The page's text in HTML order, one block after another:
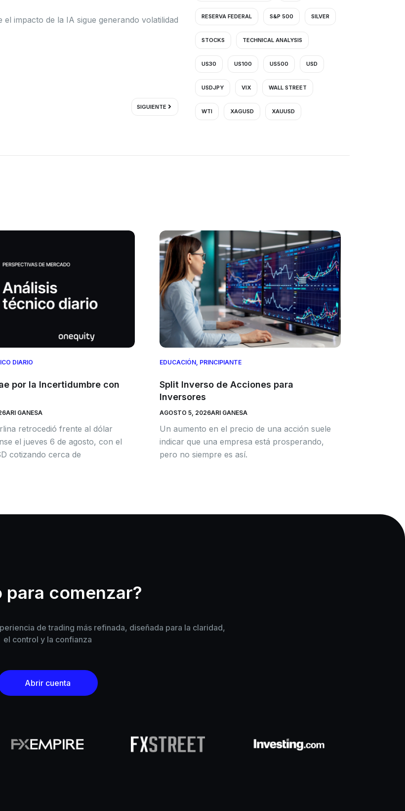
impacto de la IA sigue generando volatilidad
SIGUIENTE
Siguiente
RESERVA FEDERAL S&P 500 SILVER
STOCKS TECHNICAL ANALYSIS
US30 US100 US500 USD
USDJPY VIX WALL STREET
WTI XAGUSD XAUUSD
DIARIO
por la Incertidumbre con
ARI GANESA
retrocedió frente al dólar
el jueves 6 de agosto, con el
cotizando cerca de
EDUCACIÓN PRINCIPIANTE
Split Inverso de Acciones para
Inversores
AGOSTO 5, 2026ARI GANESA
Un aumento en el precio de una acción suele
indicar que una empresa está prosperando,
pero no siempre es así.
para comenzar?
de trading más refinada, diseñada para la claridad,
el control y la confianza
Abrir cuenta